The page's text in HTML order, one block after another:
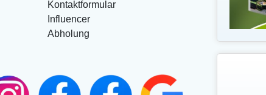
Kontaktformular
Influencer
Abholung